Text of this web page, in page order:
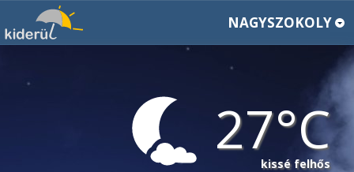
NAGYSZOKOLY
27
kissé felhős